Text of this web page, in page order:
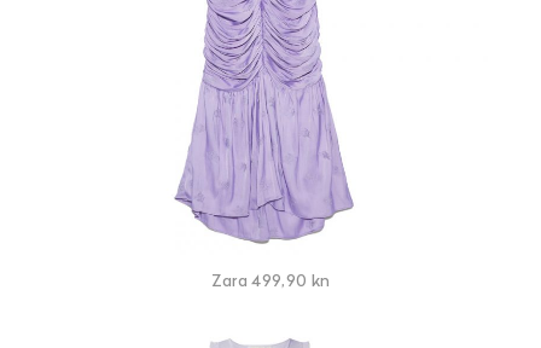
Zara 499,90 kn